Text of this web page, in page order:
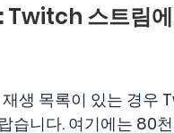
Twitch 스트림
생 목록이 있는 경우
습니다. 여기에는 80